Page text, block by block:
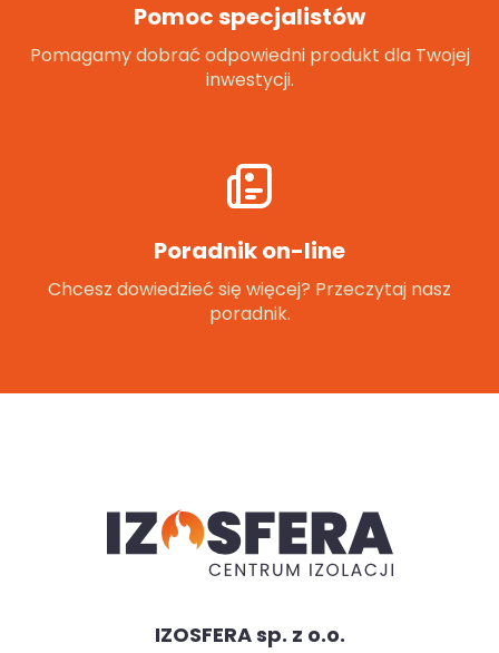
Pomoc specjalistów
Pomagamy dobrać odpowiedni produkt dla Twojej
inwestycji.
Poradnik on-line
Chcesz dowiedzieć się więcej? Przeczytaj nasz
poradnik.
IZOSFERA sp. z o.o.